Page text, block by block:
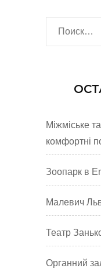
Найти:
Міжміське
комфортні
Зоопарк в
Малевич
Театр
Органний